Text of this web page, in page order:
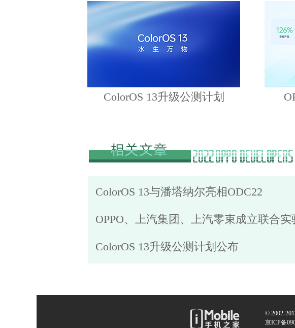
ColorOS 13升级公测计划
ColorOS 13与潘塔纳尔亮相ODC22
OPPO、上汽集团、上汽零束成立联合实
ColorOS 13升级公测计划公布
© 2002-
京ICP备